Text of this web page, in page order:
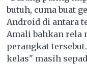
butuh, cuma buat
Android di antara
Amali bahkan rela
perangkat
kelas" masih